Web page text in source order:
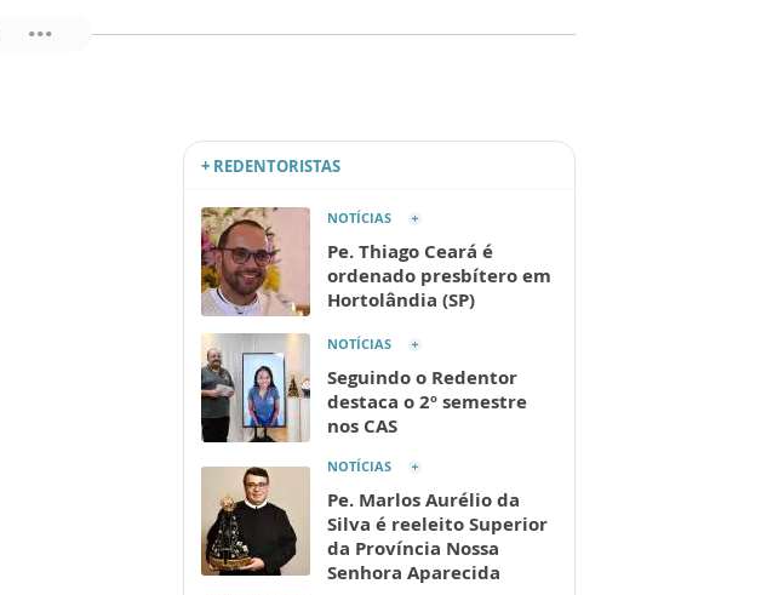
+ REDENTORISTAS
NOTÍCIAS
Pe. Thiago Ceará é
ordenado presbítero em
Hortolândia (SP)
NOTÍCIAS
Seguindo o Redentor
destaca o 2º semestre
nos CAS
NOTÍCIAS
Pe. Marlos Aurélio da
Silva é reeleito Superior
da Província Nossa
Senhora Aparecida